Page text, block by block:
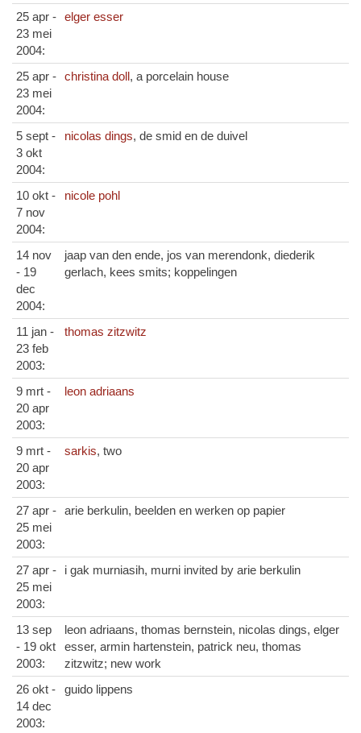
25 apr -
23 mei
2004:
elger esser
25 apr -
23 mei
2004:
christina doll, a porcelain house
5 sept -
3 okt
2004:
nicolas dings, de smid en de duivel
10 okt -
7 nov
2004:
nicole pohl
14 nov
- 19
dec
2004:
jaap van den ende, jos van merendonk, diederik
gerlach, kees smits; koppelingen
11 jan -
23 feb
2003:
thomas zitzwitz
9 mrt -
20 apr
2003:
leon adriaans
9 mrt -
20 apr
2003:
sarkis, two
27 apr -
25 mei
2003:
arie berkulin, beelden en werken op papier
27 apr -
25 mei
2003:
i gak murniasih, murni invited by arie berkulin
13 sep
- 19 okt
2003:
leon adriaans, thomas bernstein, nicolas dings, elger
esser, armin hartenstein, patrick neu, thomas
zitzwitz; new work
26 okt -
14 dec
2003:
guido lippens